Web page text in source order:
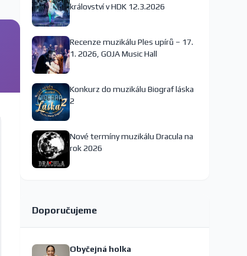
království v HDK 12.3.2026
Recenze muzikálu Ples upírů – 17.
1. 2026, GOJA Music Hall
Konkurz do muzikálu Biograf láska
2
Nové termíny muzikálu Dracula na
rok 2026
Doporučujeme
Obyčejná holka